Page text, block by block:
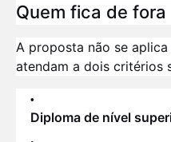
Quem fica de fora
A proposta não se
atendam a dois critérios
Diploma de nível